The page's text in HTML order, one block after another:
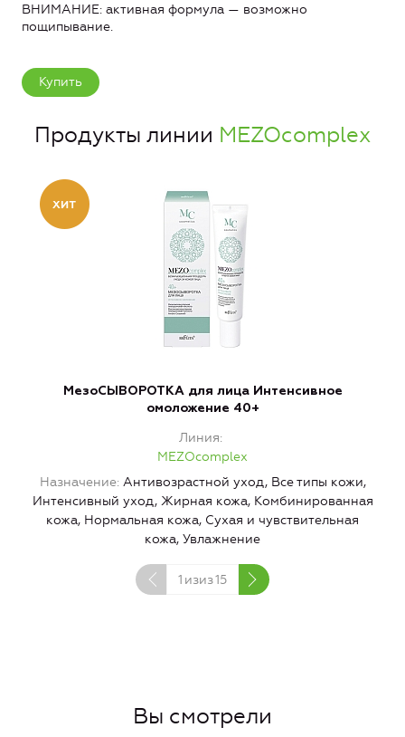
ВНИМАНИЕ: активная формула — возможно
пощипывание.
Купить
Продукты линии MEZOcomplex
МезоСЫВОРОТКА для лица Интенсивное
омоложение 40+
Линия
MEZOcomplex
Назначение Антивозрастной уход, Все типы кожи,
Интенсивный уход, Жирная кожа, Комбинированная
кожа, Нормальная кожа, Сухая и чувствительная
кожа, Увлажнение
1 изиз15
Вы смотрели